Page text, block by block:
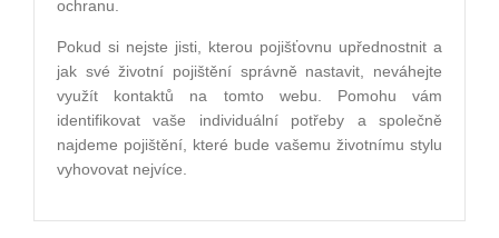
ochranu.
Pokud si nejste jisti, kterou pojišťovnu upřednostnit a
jak své životní pojištění správně nastavit, neváhejte
využít kontaktů na tomto webu. Pomohu vám
identifikovat vaše individuální potřeby a společně
najdeme pojištění, které bude vašemu životnímu stylu
vyhovovat nejvíce.